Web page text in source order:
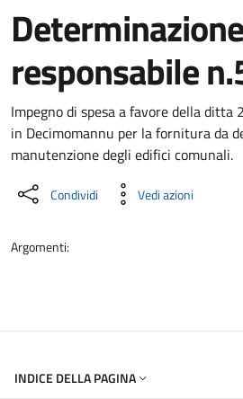
responsabile
Dettaglio del documento
Impegno di spesa a favore della
in Decimomannu per la fornitura da
manutenzione degli edifici comunali.
Condividi Vedi azioni
Argomenti:
INDICE DELLA PAGINA